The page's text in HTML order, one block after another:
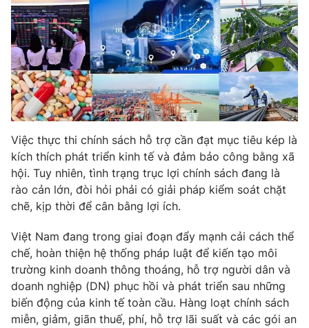
Phim VTV
Hậu trường
Nhân vật
Khán giả
Giải sao mai
Giải trí
Điện ảnh
Âm nhạc
Sao
Đời sống
Du lịch
Làm đẹp
Chất lượng cuộc sống
Giáo dục
Tuyển sinh
Học trực tuyến
Công nghệ
Hitech Công nghệ tương lai
Sản phẩm
Thị trường
Tư vấn
Giao lưu trực tuyến
Chuyên mục khác
Emagazine Podcast
Việc thực thi chính sách hỗ trợ cần đạt mục tiêu kép là
kích thích phát triển kinh tế và đảm bảo công bằng xã
hội. Tuy nhiên, tình trạng trục lợi chính sách đang là
rào cản lớn, đòi hỏi phải có giải pháp kiểm soát chặt
chẽ, kịp thời để cân bằng lợi ích.
Việt Nam đang trong giai đoạn đẩy mạnh cải cách thể
chế, hoàn thiện hệ thống pháp luật để kiến tạo môi
trường kinh doanh thông thoáng, hỗ trợ người dân và
doanh nghiệp (DN) phục hồi và phát triển sau những
biến động của kinh tế toàn cầu. Hàng loạt chính sách
miễn, giảm, giãn thuế, phí, hỗ trợ lãi suất và các gói an